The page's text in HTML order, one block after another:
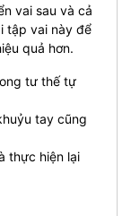
vai sau và cả
tập vai này để
quả hơn.
tư thế tự
tay cũng
thực hiện lại